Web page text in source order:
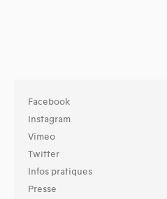
Facebook
Instagram
Vimeo
Twitter
Infos pratiques
Presse